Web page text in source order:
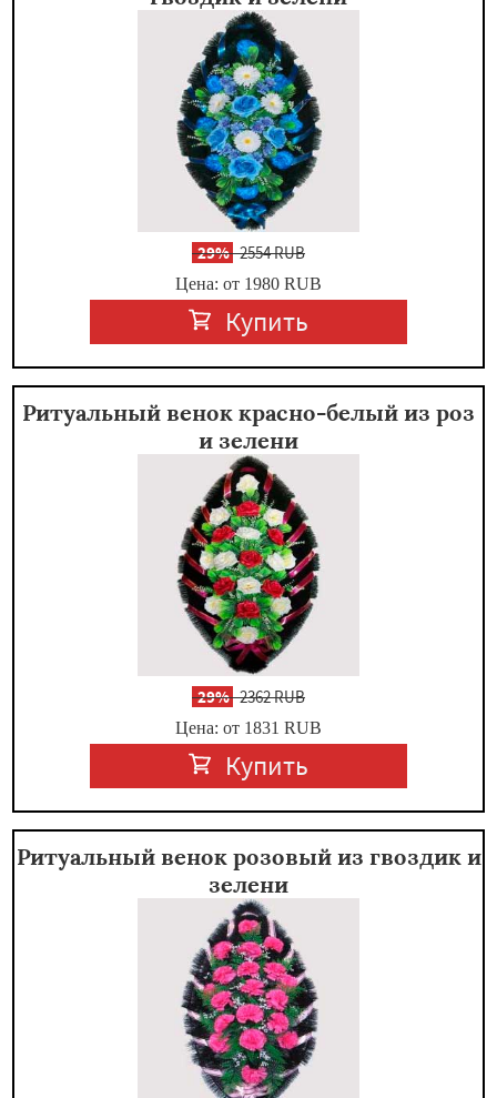
-29%2554 RUB
Цена: от 1980 RUB
Купить
Ритуальный венок красно-белый из роз
и зелени
-29%2362 RUB
Цена: от 1831 RUB
Купить
Ритуальный венок розовый из гвоздик и
зелени